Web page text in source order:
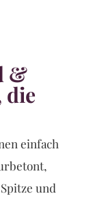
&
die
einfach
und